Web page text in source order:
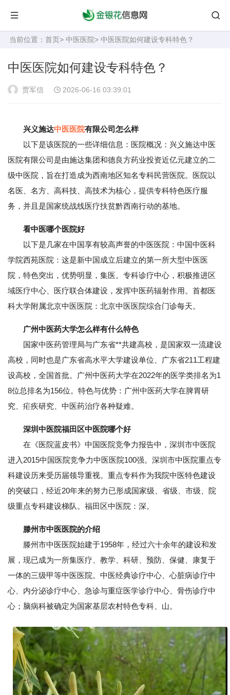
当前位置： 首页> 中医医院> 中医医院如何建设专科特色？
中医医院如何建设专科特色？
贾军信 2026-06-16 03:39:01
兴义施达中医医院有限公司怎么样
以下是该医院的一些详细信息：医院概况：兴义施达中医
医院有限公司是由施达集团和德良方药业投资近亿元建立的二
级中医院，旨在打造成为西南地区知名专科民营医院。医院以
名医、名方、高科技、高技术为核心，提供专科特色医疗服
务，并且是国家统战线医疗扶贫黔西南行动的基地。
看中医哪个医院好
以下是几家在中国享有较高声誉的中医医院：中国中医科
学院西苑医院：这是新中国成立后建立的第一所大型中医医
院，特色突出，优势明显，集医。专科诊疗中心，积极推进区
域医疗中心、医疗联合体建设，发挥中医药辐射作用。首都医
科大学附属北京中医医院：北京中医医院综合门诊每天。
广州中医药大学怎么样有什么特色
国家中医药管理局与广东省**共建高校，是国家双一流建设
高校，同时也是广东省高水平大学建设单位、广东省211工程建
设高校，全国首批。广州中医药大学在2022年的医学类排名为1
8位总排名为156位。特色与优势：广州中医药大学在脾胃研
究、疟疾研究、中医药治疗各种疑难。
深圳中医院福田区中医院哪个好
在《医院蓝皮书》中国医院竞争力报告中，深圳市中医院
进入2015中国医院竞争力中医医院100强。深圳市中医院重点专
科建设历来受历届领导重视。重点专科作为我院中医特色建设
的突破口，经近20年来的努力已形成国家级、省级、市级、院
级重点专科建设梯队。福田区中医院：深。
滕州市中医医院的介绍
滕州市中医医院始建于1958年，经过六十余年的建设和发
展，现已成为一所集医疗、教学、科研、预防、保健、康复于
一体的三级甲等中医医院。中医经典诊疗中心、心脏病诊疗中
心、内分泌诊疗中心、急诊与重症医学诊疗中心、骨伤诊疗中
心；脑病科被确定为国家基层农村特色专科、山。